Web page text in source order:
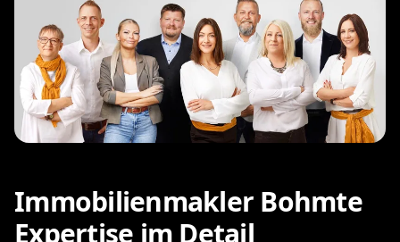
Immobilienmakler Bohmte
Expertise im Detail